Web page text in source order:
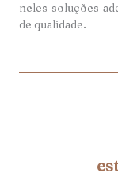
neles soluções
de qualidade.